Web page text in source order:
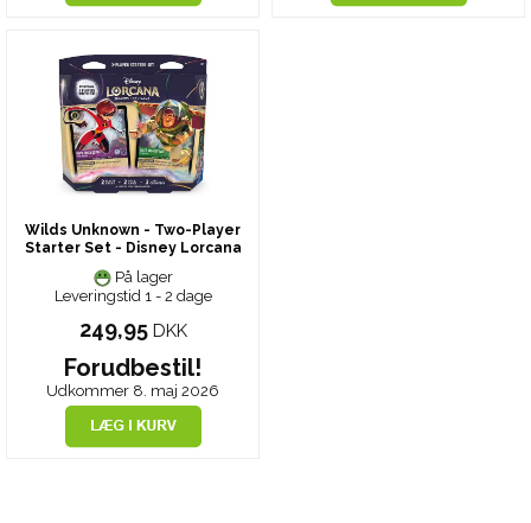
Wilds Unknown - Two-Player
Starter Set - Disney Lorcana
På lager
Leveringstid 1 - 2 dage
249,95 DKK
Forudbestil!
Udkommer 8. maj 2026